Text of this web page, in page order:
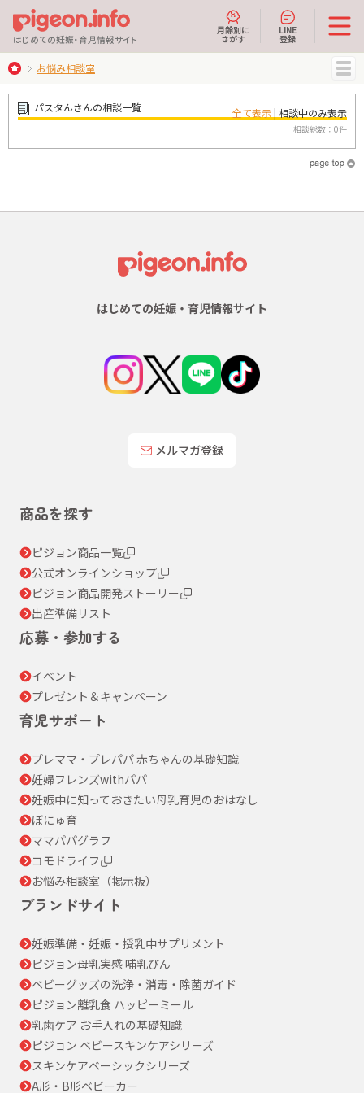
はじめての妊娠・育児情報サイト
月齢別に
さがす
LINE
登録
MENU
お悩み相談室
パスタんさんの相談一覧 全て表示| 相談中のみ表示
相談総数：0件
はじめての妊娠・育児情報サイト
メルマガ登録
商品を探す
ピジョン商品一覧
公式オンラインショップ
ピジョン商品開発ストーリー
出産準備リスト
応募・参加する
イベント
プレゼント＆キャンペーン
育児サポート
プレママ・プレパパ 赤ちゃんの基礎知識
妊婦フレンズwithパパ
妊娠中に知っておきたい母乳育児のおはなし
ぼにゅ育
ママパパグラフ
コモドライフ
お悩み相談室（掲示板）
ブランドサイト
妊娠準備・妊娠・授乳中サプリメント
ピジョン母乳実感 哺乳びん
ベビーグッズの洗浄・消毒・除菌ガイド
ピジョン離乳食 ハッピーミール
乳歯ケア お手入れの基礎知識
ピジョン ベビースキンケアシリーズ
スキンケアベーシックシリーズ
A形・B形ベビーカー